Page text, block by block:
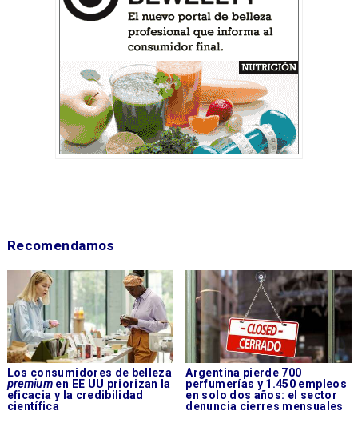
Recomendamos
Los consumidores de belleza
premium en EE UU priorizan la
eficacia y la credibilidad
científica
Argentina pierde 700
perfumerías y 1.450 empleos
en solo dos años: el sector
denuncia cierres mensuales